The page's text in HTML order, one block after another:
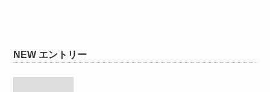
NEW エントリー